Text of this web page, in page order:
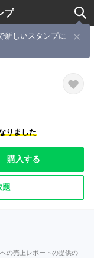
プ
新しいスタンプに
常使いスタンプ
りました
購入する
題
の売上レポートの提供の